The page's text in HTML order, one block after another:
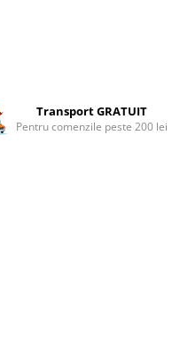
Transport GRATUIT
Pentru comenzile peste 200 lei